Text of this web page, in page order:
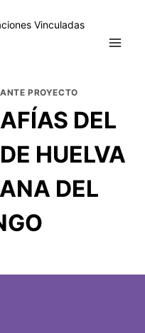
Vinculadas
PROYECTO
DEL
HUELVA
DEL